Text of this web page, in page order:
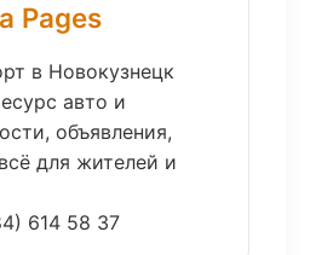
Pages
в Новокузнецк
авто и
объявления,
для жителей и
614 58 37